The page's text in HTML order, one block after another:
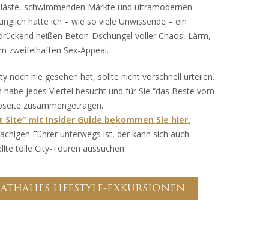
schwimmenden Märkte und ultramodernen
hatte ich – wie so viele Unwissende – ein
heißen Beton-Dschungel voller Chaos, Lärm,
zweifelhaften Sex-Appeal.
noch nie gesehen hat, sollte nicht vorschnell urteilen.
jedes Viertel besucht und für Sie “das Beste vom
zusammengetragen.
Site” mit Insider Guide bekommen Sie hier.
Führer unterwegs ist, der kann sich auch
tolle City-Touren aussuchen:
LIFESTYLE-EXKURSIONEN